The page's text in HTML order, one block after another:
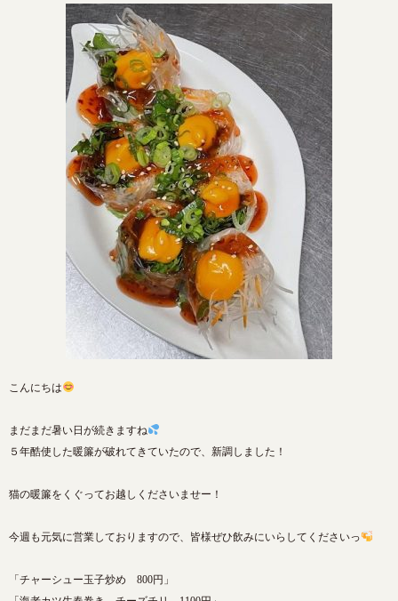
こんにちは
まだまだ暑い日が続きますね
５年酷使した暖簾が破れてきていたので、新調しました！
猫の暖簾をくぐってお越しくださいませー！
今週も元気に営業しておりますので、皆様ぜひ飲みにいらしてくださいっ
「チャーシュー玉子炒め 800円」